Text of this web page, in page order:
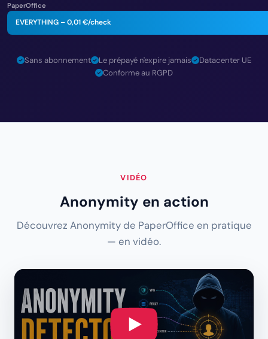
PaperOffice
EVERYTHING –0,01 €/check
Sans abonnement Le prépayé n'expire jamais
Datacenter UE
Conforme au RGPD
VIDÉO
Anonymity en action
Découvrez Anonymity de PaperOffice en pratique
— en vidéo.